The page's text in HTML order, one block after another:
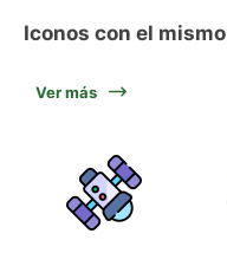
Iconos con el
Ver más